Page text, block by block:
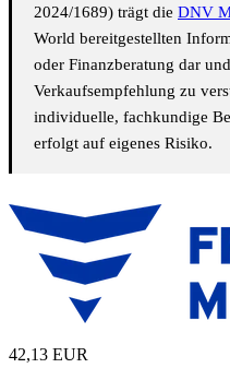
2024/1689) trägt die DNV
World bereitgestellten
oder Finanzberatung dar
Verkaufsempfehlung zu
individuelle, fachkundige
erfolgt auf eigenes Risiko.
42,13 EUR